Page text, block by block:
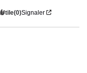
Utile(0)Signaler